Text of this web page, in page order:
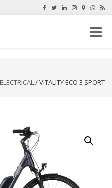
Toggle
ELECTRICAL/ VITALITY ECO 3 SPORT